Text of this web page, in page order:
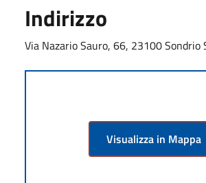
Indirizzo
Via Nazario Sauro, 66, 23100 Sondrio
Visualizza in Mappa